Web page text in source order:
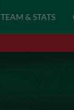
TEAM & STATS